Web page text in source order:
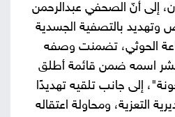
إلى أنّ الصحفي عبدالرحمن
وتهديد بالتصفية الجسدية
الحوثي، تضمنت وصفه
نشر اسمه ضمن قائمة أطلق
إلى جانب تلقيه تهديدًا
ومحاولة اعتقاله